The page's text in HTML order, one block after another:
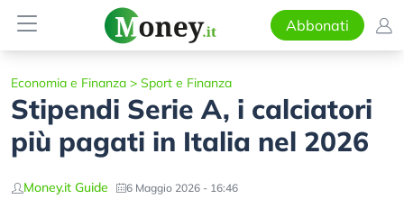
Abbonati
Economia e Finanza > Sport e Finanza
Stipendi Serie A, i calciatori
più pagati in Italia nel 2026
Money.it Guide 6 Maggio 2026 - 16:46